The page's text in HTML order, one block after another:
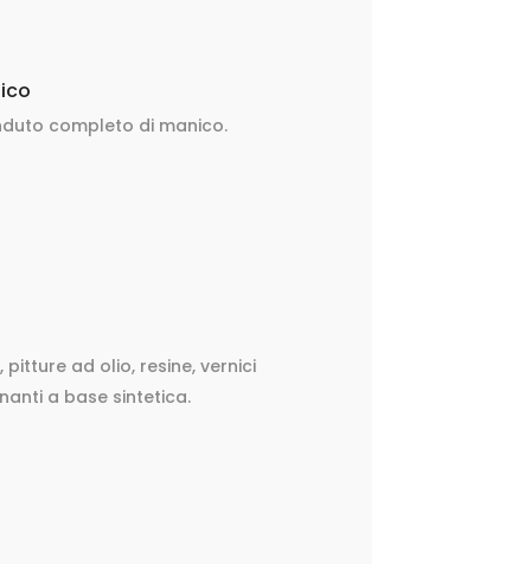
completo di manico.
ad olio, resine, vernici
a base sintetica.